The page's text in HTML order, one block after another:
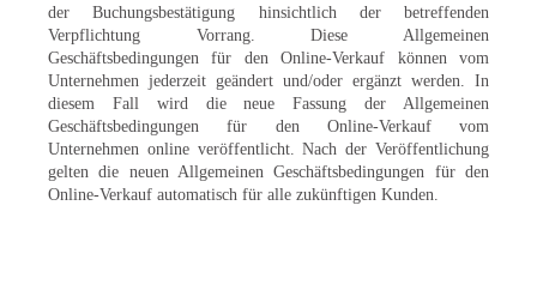
der Buchungsbestätigung hinsichtlich der betreffenden
Verpflichtung Vorrang. Diese Allgemeinen
Geschäftsbedingungen für den Online-Verkauf können vom
Unternehmen jederzeit geändert und/oder ergänzt werden. In
diesem Fall wird die neue Fassung der Allgemeinen
Geschäftsbedingungen für den Online-Verkauf vom
Unternehmen online veröffentlicht. Nach der Veröffentlichung
gelten die neuen Allgemeinen Geschäftsbedingungen für den
Online-Verkauf automatisch für alle zukünftigen Kunden.